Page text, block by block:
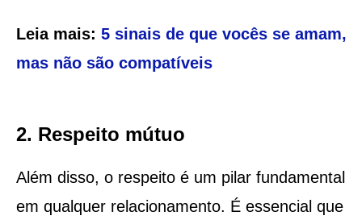
Leia mais: 5 sinais de que vocês se amam,
mas não são compatíveis
2. Respeito mútuo
Além disso, o respeito é um pilar fundamental
em qualquer relacionamento. É essencial que